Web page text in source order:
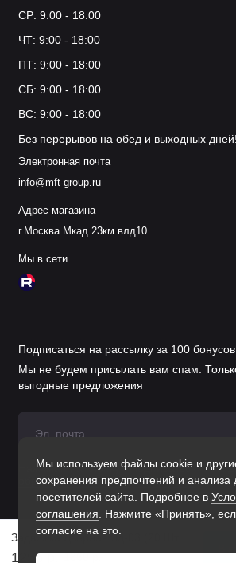
1256 р. 1360 р.
Мы используем файлы cookie и
сохранения предпочтений и анализа
посетителей сайта. Подробнее в
соглашения . Нажмите «Принять»,
согласие на это.
СР: 9:00 - 18:00
ЧТ: 9:00 - 18:00
ПТ: 9:00 - 18:00
СБ: 9:00 - 18:00
ВС: 9:00 - 18:00
Без перерывов на обед и выходных дней!
Электронная почта
info@mft-group.ru
Адрес магазина
г.Москва Мкад 23км влд10
Мы в сети
Подписаться на рассылку за 100 бонусов
Мы не будем присылать вам спам.
выгодные предложения
Нажимая на кнопку «Подписаться», Вы
обработку персональных данных.